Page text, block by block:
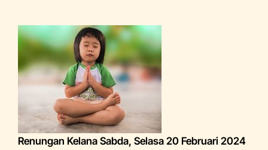
Renungan Kelana Sabda, Selasa 20 Februari 2024